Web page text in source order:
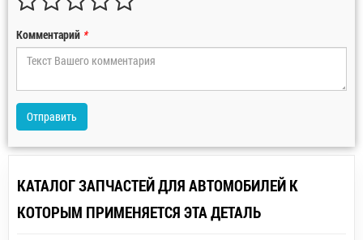
Комментарий *
Отправить
КАТАЛОГ ЗАПЧАСТЕЙ ДЛЯ АВТОМОБИЛЕЙ К
КОТОРЫМ ПРИМЕНЯЕТСЯ ЭТА ДЕТАЛЬ